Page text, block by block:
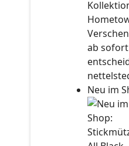
ab
Neu im